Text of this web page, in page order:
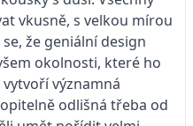
vkusně, s velkou mírou
že geniální design
okolnosti, které ho
významná
odlišná třeba od